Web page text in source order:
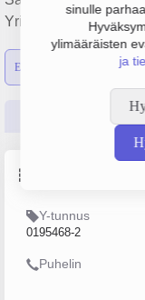
sinulle
ylimääräisten
ja
Yrityksen yhtiömuoto
Emon luvut Konsernin
Y-tunnus
0195468-2
Puhelin